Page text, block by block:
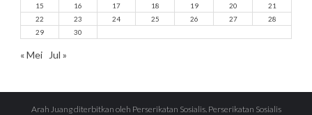
15
16 17 18 19 20
21
22
23 24 25 26 27
28
29
30
« Mei Jul »
Arah Juang diterbitkan oleh Perserikatan Sosialis. Perserikatan Sosialis